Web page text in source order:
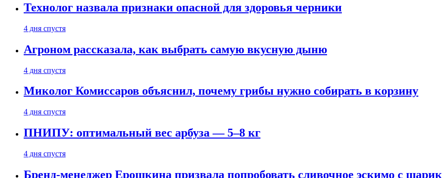
Технолог назвала признаки опасной для здоровья черники
4 дня спустя
Агроном рассказала, как выбрать самую вкусную дыню
4 дня спустя
Миколог Комиссаров объяснил, почему грибы нужно собирать в корзину
4 дня спустя
ПНИПУ: оптимальный вес арбуза — 5–8 кг
4 дня спустя
Бренд-менеджер Ерошкина призвала попробовать сливочное эскимо с